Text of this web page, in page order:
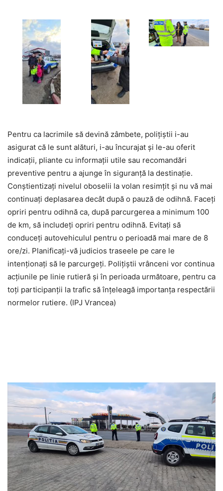
Pentru ca lacrimile să devină zâmbete, polițiștii i-au
asigurat că le sunt alături, i-au încurajat și le-au oferit
indicații, pliante cu informații utile sau recomandări
preventive pentru a ajunge în siguranță la destinație.
Conștientizați nivelul oboselii la volan resimțit și nu vă mai
continuați deplasarea decât după o pauză de odihnă. Faceți
opriri pentru odihnă ca, după parcurgerea a minimum 100
de km, să includeți opriri pentru odihnă. Evitați să
conduceți autovehiculul pentru o perioadă mai mare de 8
ore/zi. Planificați-vă judicios traseele pe care le
intenționați să le parcurgeți. Polițiștii vrânceni vor continua
acțiunile pe linie rutieră și în perioada următoare, pentru ca
toți participanții la trafic să înțeleagă importanța respectării
normelor rutiere. (IPJ Vrancea)